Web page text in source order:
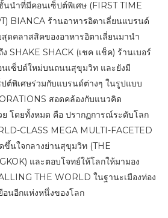
นนำที่มีคอนเซ็ปต์พิเศษ (FIRST TIME
BIANCA ร้านอาหารอิตาเลี่ยนแบรนด์
ดคลาสสิคของอาหารอิตาเลี่ยนมานำ
SHAKE SHACK (เชค แช็ค) ร้านเบอร์
นเซ็ปต์ใหม่บนถนนสุขุมวิท และยังมี
พิเศษร่วมกับแบรนด์ต่างๆ ในรูปแบบ
สอดคล้องกับแนวคิด
ย โดยทั้งหมด คือ ปรากฏการณ์ระดับโลก
CLASS MEGA MULTI-FACETED
ขึ้นใจกลางย่านสุขุมวิท (THE
และตอบโจทย์ให้โลกให้มามอง
THE WORLD ในฐานะเมืองท่อง
อนอีกแห่งหนึ่งของโลก